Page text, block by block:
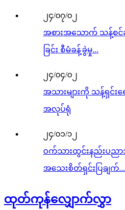
၂၄/၀၇/၀၂
အစားအသောက် သန့်စင်ခန်
ခြင်း စီမံခန့်ခွဲမှု...
၂၄/၀၄/၀၂
အသားများကို သန့်ရှင်းရ
အလုပ်ရုံ
၂၄/၀၁/၁၂
ဝက်သားထွင်းနည်းပညာ
အသေးစိတ်ရှင်းပြချက်...
ထုတ်ကုန်လျှောက်လွှာ